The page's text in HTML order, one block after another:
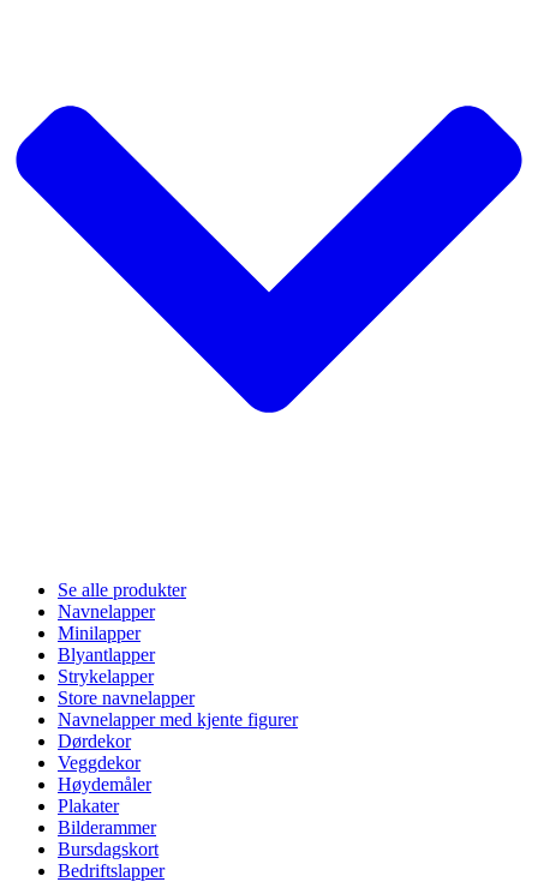
Se alle produkter
Navnelapper
Minilapper
Blyantlapper
Strykelapper
Store navnelapper
Navnelapper med kjente figurer
Dørdekor
Veggdekor
Høydemåler
Plakater
Bilderammer
Bursdagskort
Bedriftslapper